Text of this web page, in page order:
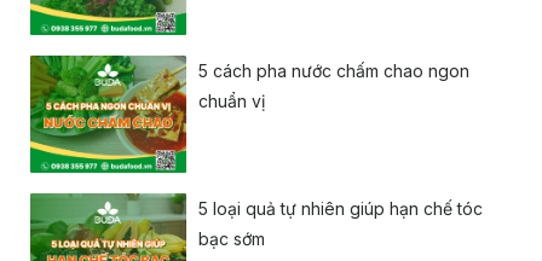
5 cách pha nước chấm chao ngon
chuẩn vị
5 loại quả tự nhiên giúp hạn chế tóc
bạc sớm